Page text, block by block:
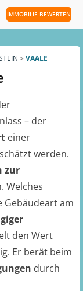
IMMOBILIE BEWERTEN
> VAALE
– der
einer
werden.
zur
Welches
Gebäudeart am
den Wert
Er berät beim
durch